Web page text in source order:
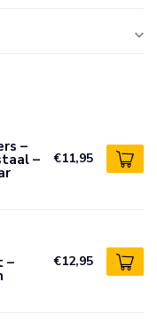
–
– €11,95
– €12,95